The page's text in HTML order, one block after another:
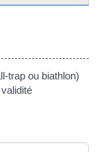
trap ou biathlon)